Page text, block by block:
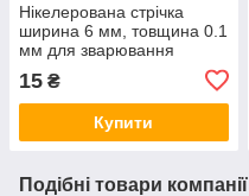
Нікелерована стрічка
ширина 6 мм, товщина 0.1
мм для зварювання
15 ₴
Купити
Подібні товари компанії